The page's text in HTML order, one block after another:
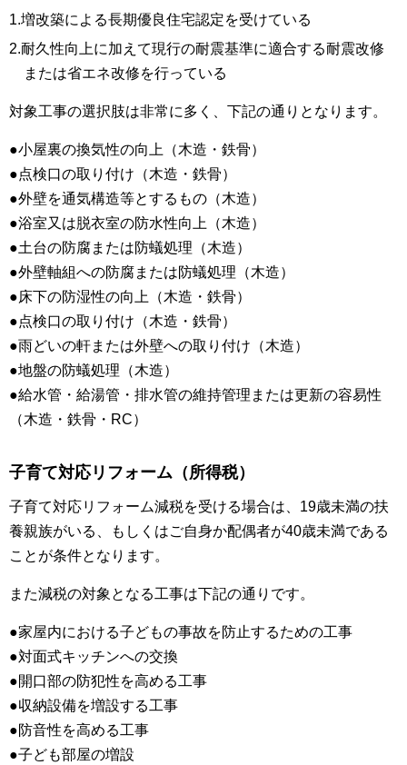
1.増改築による長期優良住宅認定を受けている
2.耐久性向上に加えて現行の耐震基準に適合する耐震改修
または省エネ改修を行っている
対象工事の選択肢は非常に多く、下記の通りとなります。
●小屋裏の換気性の向上（木造・鉄骨）
●点検口の取り付け（木造・鉄骨）
●外壁を通気構造等とするもの（木造）
●浴室又は脱衣室の防水性向上（木造）
●土台の防腐または防蟻処理（木造）
●外壁軸組への防腐または防蟻処理（木造）
●床下の防湿性の向上（木造・鉄骨）
●点検口の取り付け（木造・鉄骨）
●雨どいの軒または外壁への取り付け（木造）
●地盤の防蟻処理（木造）
●給水管・給湯管・排水管の維持管理または更新の容易性
（木造・鉄骨・RC）
子育て対応リフォーム（所得税）
子育て対応リフォーム減税を受ける場合は、19歳未満の扶
養親族がいる、もしくはご自身か配偶者が40歳未満である
ことが条件となります。
また減税の対象となる工事は下記の通りです。
●家屋内における子どもの事故を防止するための工事
●対面式キッチンへの交換
●開口部の防犯性を高める工事
●収納設備を増設する工事
●防音性を高める工事
●子ども部屋の増設